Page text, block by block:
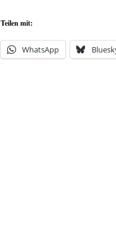
Teilen mit:
WhatsApp